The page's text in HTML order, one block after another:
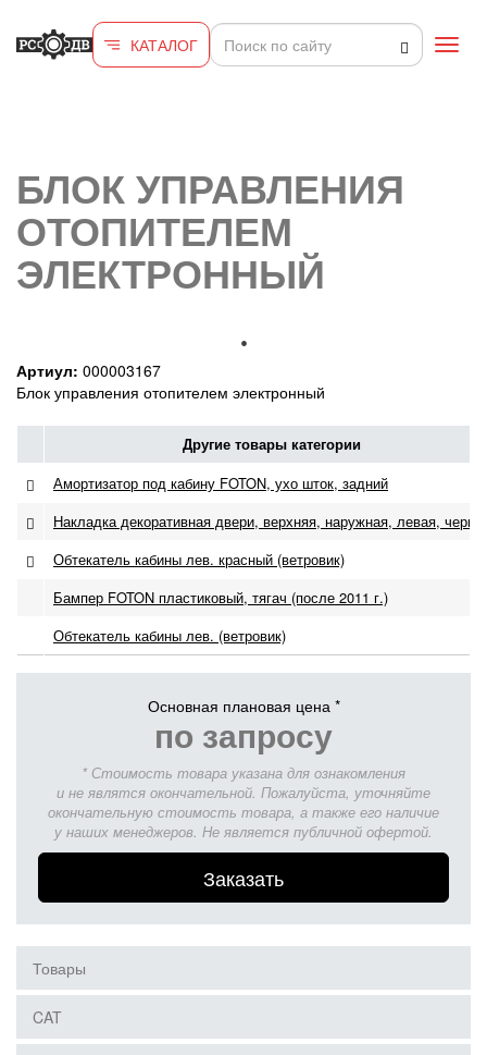
КАТАЛОГ
БЛОК УПРАВЛЕНИЯ
ОТОПИТЕЛЕМ
ЭЛЕКТРОННЫЙ
Артиул: 000003167
Блок управления отопителем электронный
Другие товары категории
Амортизатор под кабину FOTON, ухо шток, задний
Накладка декоративная двери, верхняя, наружная, левая,
Обтекатель кабины лев. красный (ветровик)
Бампер FOTON пластиковый, тягач (после 2011 г.)
Обтекатель кабины лев. (ветровик)
Основная плановая цена *
по запросу
* Стоимость товара указана для ознакомления
и не являтся окончательной. Пожалуйста, уточняйте
окончательную стоимость товара, а также его наличие
у наших менеджеров. Не является публичной офертой.
Заказать
Товары
CAT